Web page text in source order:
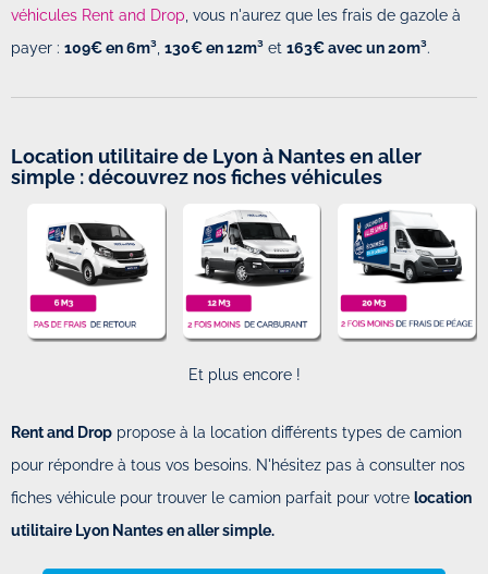
véhicules Rent and Drop , vous n'aurez que les frais de gazole à
payer : 109€ en 6m³ 130€ en 12m³ et 163€ avec un 20m³.
Location utilitaire de Lyon à Nantes en aller
simple : découvrez nos fiches véhicules
Et plus encore !
Rent and Drop propose à la location différents types de camion
pour répondre à tous vos besoins. N'hésitez pas à consulter nos
fiches véhicule pour trouver le camion parfait pour votre location
utilitaire Lyon Nantes en aller simple.